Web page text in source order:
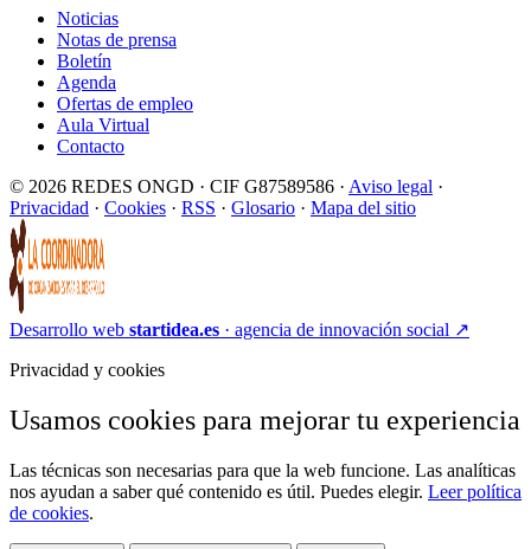
Noticias
Notas de prensa
Boletín
Agenda
Ofertas de empleo
Aula Virtual
Contacto
© 2026 REDES ONGD · CIF G87589586 · Aviso legal ·
Privacidad · Cookies · RSS · Glosario · Mapa del sitio
Desarrollo web startidea.es · agencia de innovación social ↗
Privacidad y cookies
Usamos cookies para mejorar tu experiencia
Las técnicas son necesarias para que la web funcione. Las analíticas
nos ayudan a saber qué contenido es útil. Puedes elegir. Leer política
de cookies.